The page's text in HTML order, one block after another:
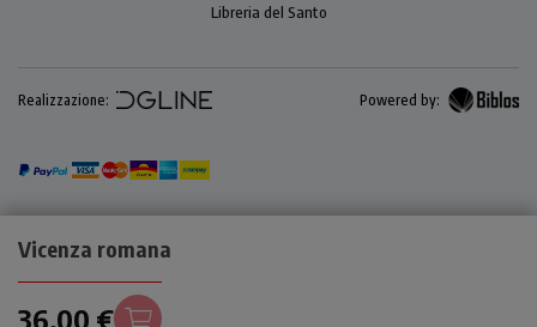
Vicenza romana
36,00 €
Libreria del Santo
Realizzazione: Powered by: